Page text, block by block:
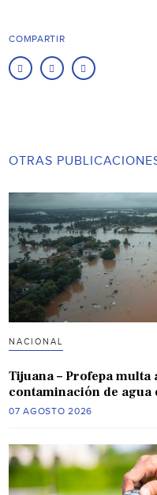
COMPARTIR
OTRAS
NACIONAL
Tijuana – Profepa multa
contaminación de agua
07 AGOSTO 2026